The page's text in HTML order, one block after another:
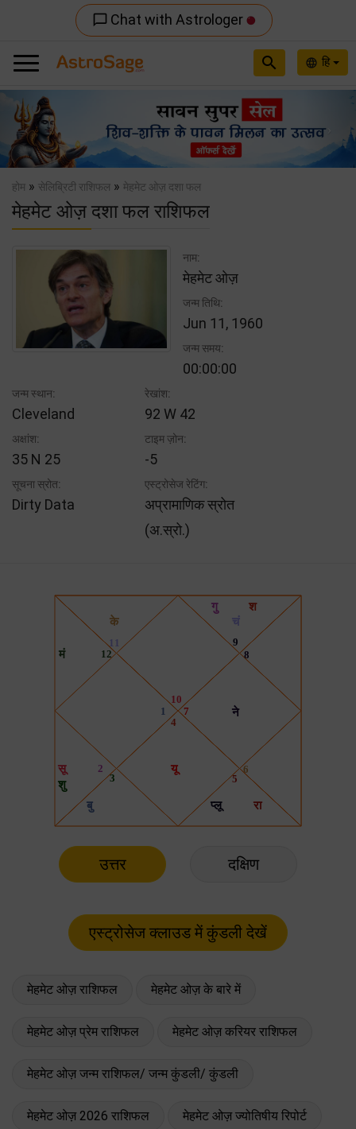
chat_bubble_outline Chat with Astrologer
language हि
search
Previous
होम » सेलिब्रिटी राशिफल » मेहमेट ओज़ दशा फल
मेहमेट ओज़ दशा फल राशिफल
नाम:
मेहमेट ओज़
जन्म तिथि:
Jun 11, 1960
जन्म समय:
00:00:00
जन्म स्थान:
Cleveland
रेखांश:
92 W 42
अक्षांश:
35 N 25
टाइम ज़ोन:
-5
सूचना स्रोत:
Dirty Data
एस्ट्रोसेज रेटिंग:
अप्रामाणिक स्रोत
(अ.स्रो.)
उत्तर दक्षिण
मेहमेट ओज़ राशिफल मेहमेट ओज़ के बारे में
मेहमेट ओज़ प्रेम राशिफल मेहमेट ओज़ करियर राशिफल
मेहमेट ओज़ जन्म राशिफल/ जन्म कुंडली/ कुंडली
मेहमेट ओज़ 2026 राशिफल मेहमेट ओज़ ज्योतिषीय रिपोर्ट